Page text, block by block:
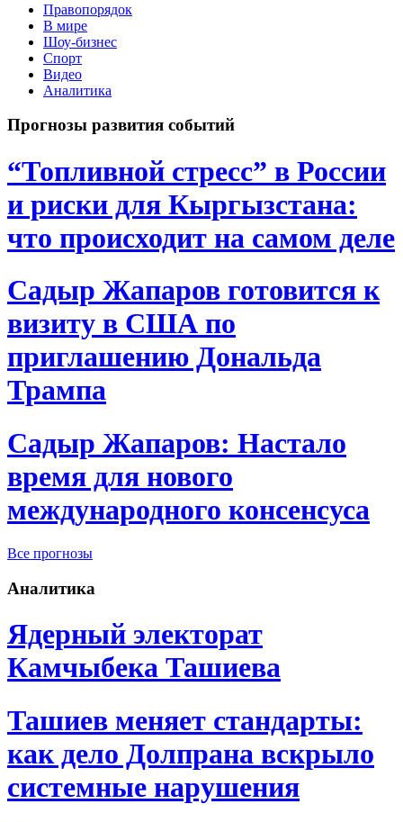
Правопорядок
В мире
Шоу-бизнес
Спорт
Видео
Аналитика
Прогнозы развития событий
“Топливной стресс” в России
и риски для Кыргызстана:
что происходит на самом деле
Садыр Жапаров готовится к
визиту в США по
приглашению Дональда
Трампа
Садыр Жапаров: Настало
время для нового
международного консенсуса
Все прогнозы
Аналитика
Ядерный электорат
Камчыбека Ташиева
Ташиев меняет стандарты:
как дело Долпрана вскрыло
системные нарушения